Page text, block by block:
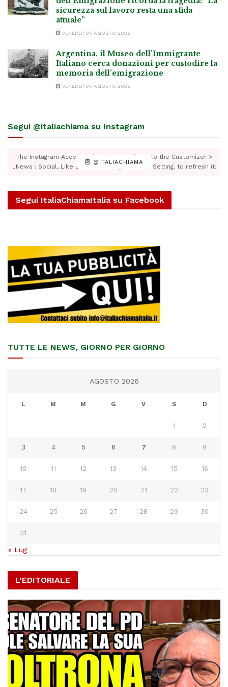
sicurezza sul lavoro resta una sfida
attuale”
VENERDÌ 07 AGOSTO 2026
Argentina, il Museo dell’Immigrante
Italiano cerca donazioni per custodire la
memoria dell’emigrazione
VENERDÌ 07 AGOSTO 2026
Segui @italiachiama su Instagram
@ITALIACHIAMA
The Instagram Access Token is expired, Go to the Customizer >
JNews : Social, Like & View > Instagram Feed Setting, to refresh it.
Segui ItaliaChiamaItalia su Facebook
TUTTE LE NEWS, GIORNO PER GIORNO
AGOSTO 2026
L M M G V S D
1 2
3 4 5 6 7 8 9
10 11 12 13 14 15 16
17 18 19 20 21 22 23
24 25 26 27 28 29 30
31
« Lug
L’EDITORIALE